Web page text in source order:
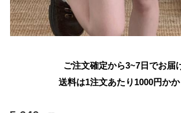
ご注文確定から3~7日でお届
送料は1注文あたり 1000円か